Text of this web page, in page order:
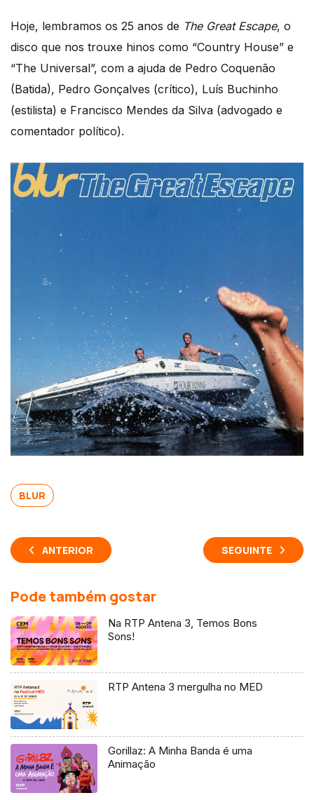
Hoje, lembramos os 25 anos de The Great Escape, o
disco que nos trouxe hinos como “Country House” e
“The Universal”, com a ajuda de Pedro Coquenão
(Batida), Pedro Gonçalves (crítico), Luís Buchinho
(estilista) e Francisco Mendes da Silva (advogado e
comentador político).
BLUR
ANTERIOR SEGUINTE
Pode também gostar
Na RTP Antena 3, Temos Bons
Sons!
RTP Antena 3 mergulha no MED
Gorillaz: A Minha Banda é uma
Animação